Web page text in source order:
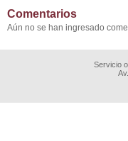
Comentarios
Aún no se han ingresado
Servicio